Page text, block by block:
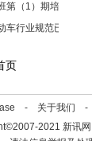
第（1）期培
车行业规范已
页
- 关于我们 -
2021 新讯